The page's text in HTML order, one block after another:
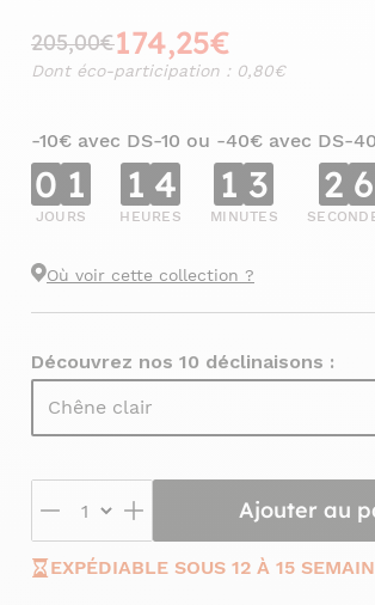
205,00€174,25€
Dont éco-participation : 0,80€
-10€ avec DS-10 ou -40€ avec DS-40
0 1
JOURS
1 4
HEURES
1 3
MINUTES
2 4
Où voir cette collection ?
Découvrez nos 10 déclinaisons :
Chêne clair
Ajouter au
EXPÉDIABLE SOUS 12 À 15